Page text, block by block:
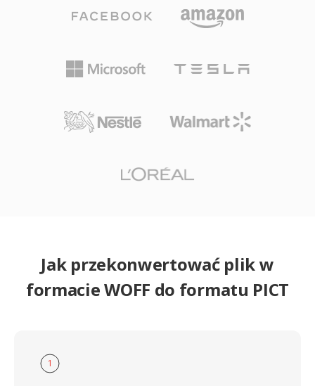
Jak przekonwertować plik w
formacie WOFF do formatu PICT
1